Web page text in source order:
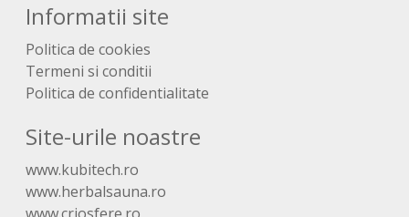
Informatii site
Politica de cookies
Termeni si conditii
Politica de confidentialitate
Site-urile noastre
www.kubitech.ro
www.herbalsauna.ro